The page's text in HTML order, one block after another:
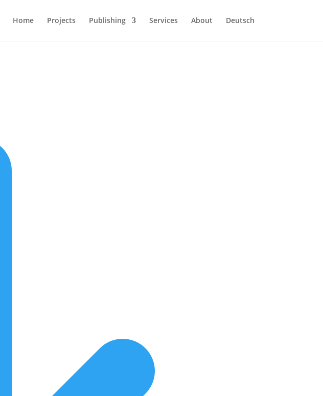
Home Projects Publishing Services About Deutsch